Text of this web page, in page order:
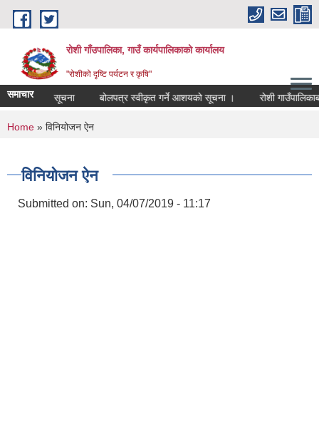
Skip to main content
रोशी गाँउपालिका, गाउँ कार्यपालिकाको कार्यालय
"रोशीको दृष्टि पर्यटन र कृषि"
समाचार
आव्हानको सूचना बोलपत्र स्वीकृत गर्ने आशयको सूचना । रोशी
You are here
Home » विनियोजन ऐन
विनियोजन ऐन
Submitted on: Sun, 04/07/2019 - 11:17